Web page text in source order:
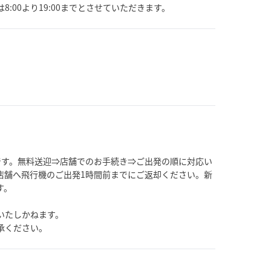
より19:00までとさせていただきます。
。無料送迎⇒店舗でのお手続き⇒ご出発の順に対応い
へ飛行機のご出発1時間前までにご返却ください。新
しかねます。
ださい。